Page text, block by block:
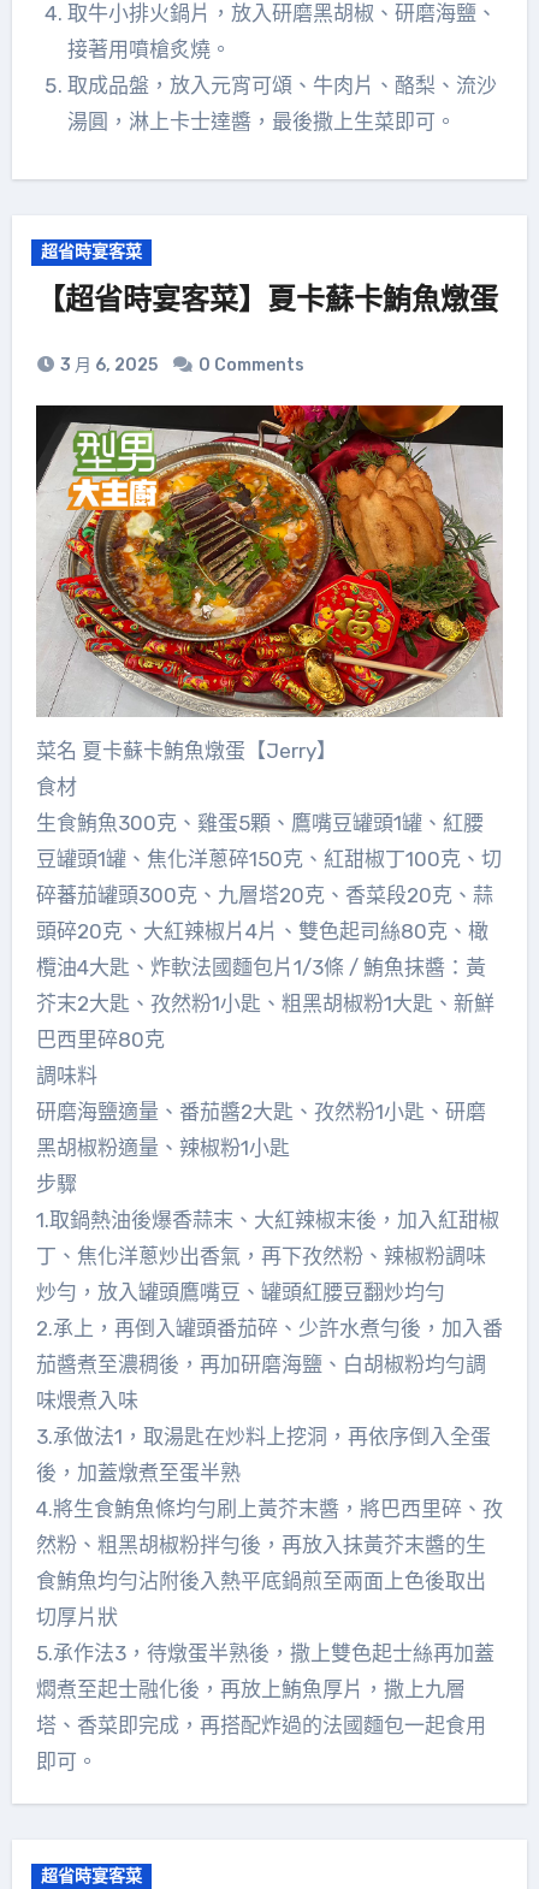
取牛小排火鍋片，放入研磨黑胡椒、研磨海鹽、
接著用噴槍炙燒。
取成品盤，放入元宵可頌、牛肉片、酪梨、流沙
湯圓，淋上卡士達醬，最後撒上生菜即可。
超省時宴客菜
【超省時宴客菜】夏卡蘇卡鮪魚燉蛋
3 月 6, 2025 0 Comments
菜名 夏卡蘇卡鮪魚燉蛋【Jerry】
食材
生食鮪魚300克、雞蛋5顆、鷹嘴豆罐頭1罐、紅腰
豆罐頭1罐、焦化洋蔥碎150克、紅甜椒丁100克、切
碎蕃茄罐頭300克、九層塔20克、香菜段20克、蒜
頭碎20克、大紅辣椒片4片、雙色起司絲80克、橄
欖油4大匙、炸軟法國麵包片1/3條 / 鮪魚抹醬：黃
芥末2大匙、孜然粉1小匙、粗黑胡椒粉1大匙、新鮮
巴西里碎80克
調味料
研磨海鹽適量、番茄醬2大匙、孜然粉1小匙、研磨
黑胡椒粉適量、辣椒粉1小匙
步驟
1.取鍋熱油後爆香蒜末、大紅辣椒末後，加入紅甜椒
丁、焦化洋蔥炒出香氣，再下孜然粉、辣椒粉調味
炒勻，放入罐頭鷹嘴豆、罐頭紅腰豆翻炒均勻
2.承上，再倒入罐頭番茄碎、少許水煮勻後，加入番
茄醬煮至濃稠後，再加研磨海鹽、白胡椒粉均勻調
味煨煮入味
3.承做法1，取湯匙在炒料上挖洞，再依序倒入全蛋
後，加蓋燉煮至蛋半熟
4.將生食鮪魚條均勻刷上黃芥末醬，將巴西里碎、孜
然粉、粗黑胡椒粉拌勻後，再放入抹黃芥末醬的生
食鮪魚均勻沾附後入熱平底鍋煎至兩面上色後取出
切厚片狀
5.承作法3，待燉蛋半熟後，撒上雙色起士絲再加蓋
燜煮至起士融化後，再放上鮪魚厚片，撒上九層
塔、香菜即完成，再搭配炸過的法國麵包一起食用
即可。
超省時宴客菜